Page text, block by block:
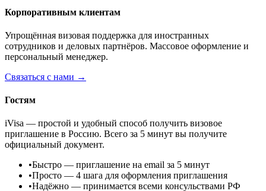
Корпоративным клиентам
Упрощённая визовая поддержка для иностранных
сотрудников и деловых партнёров. Массовое оформление и
персональный менеджер.
Связаться с нами →
Гостям
iVisa — простой и удобный способ получить визовое
приглашение в Россию. Всего за 5 минут вы получите
официальный документ.
•Быстро — приглашение на email за 5 минут
•Просто — 4 шага для оформления приглашения
•Надёжно — принимается всеми консульствами РФ